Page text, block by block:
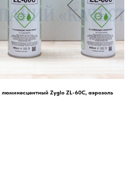
Zyglo ZL-60C, аэрозоль